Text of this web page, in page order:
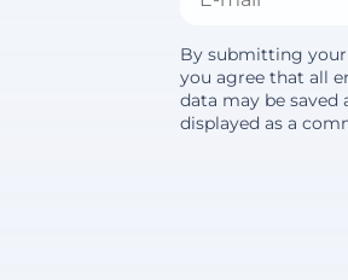
By submitting your
you agree that all
data may be saved
displayed as a